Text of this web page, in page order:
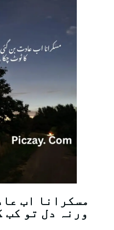
مسکرانا اب
ورنہ دل تو کب